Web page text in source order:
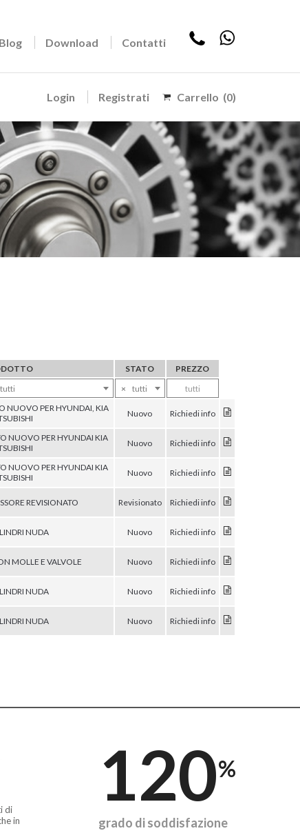
Blog Download Contatti
Login Registrati Carrello (0)
STATO
PREZZO
tutti × tutti tutti
NUOVO PER HYUNDAI, KIA
Nuovo Richiedi info
NUOVO PER HYUNDAI KIA
Nuovo Richiedi info
NUOVO PER HYUNDAI KIA
Nuovo Richiedi info
REVISIONATO Revisionato Richiedi info
NUDA Nuovo Richiedi info
MOLLE E VALVOLE Nuovo Richiedi info
NUDA Nuovo Richiedi info
NUDA Nuovo Richiedi info
di
in
120%
grado di soddisfazione